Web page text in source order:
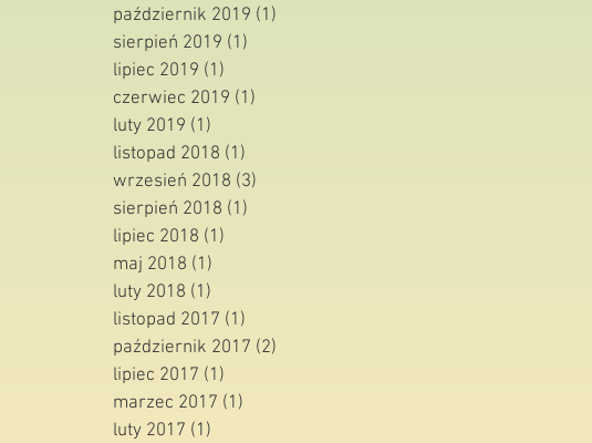
październik 2019 (1)
sierpień 2019 (1)
lipiec 2019 (1)
czerwiec 2019 (1)
luty 2019 (1)
listopad 2018 (1)
wrzesień 2018 (3)
sierpień 2018 (1)
lipiec 2018 (1)
maj 2018 (1)
luty 2018 (1)
listopad 2017 (1)
październik 2017 (2)
lipiec 2017 (1)
marzec 2017 (1)
luty 2017 (1)